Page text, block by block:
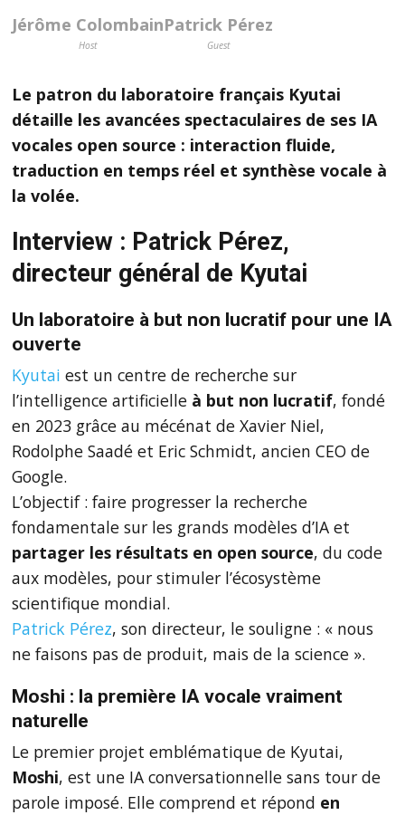
Jérôme Colombain
Host
Patrick Pérez
Guest
Le patron du laboratoire français Kyutai
détaille les avancées spectaculaires de ses IA
vocales open source : interaction fluide,
traduction en temps réel et synthèse vocale à
la volée.
Interview : Patrick Pérez,
directeur général de Kyutai
Un laboratoire à but non lucratif pour une IA
ouverte
Kyutaiest un centre de recherche sur
l’intelligence artificielle à but non lucratif, fondé
en 2023 grâce au mécénat de Xavier Niel,
Rodolphe Saadé et Eric Schmidt, ancien CEO de
Google.
L’objectif : faire progresser la recherche
fondamentale sur les grands modèles d’IA et
partager les résultats en open source, du code
aux modèles, pour stimuler l’écosystème
scientifique mondial.
Patrick Pérez, son directeur, le souligne : « nous
ne faisons pas de produit, mais de la science ».
Moshi : la première IA vocale vraiment
naturelle
Le premier projet emblématique de Kyutai,
Moshi, est une IA conversationnelle sans tour de
parole imposé. Elle comprend et répond en